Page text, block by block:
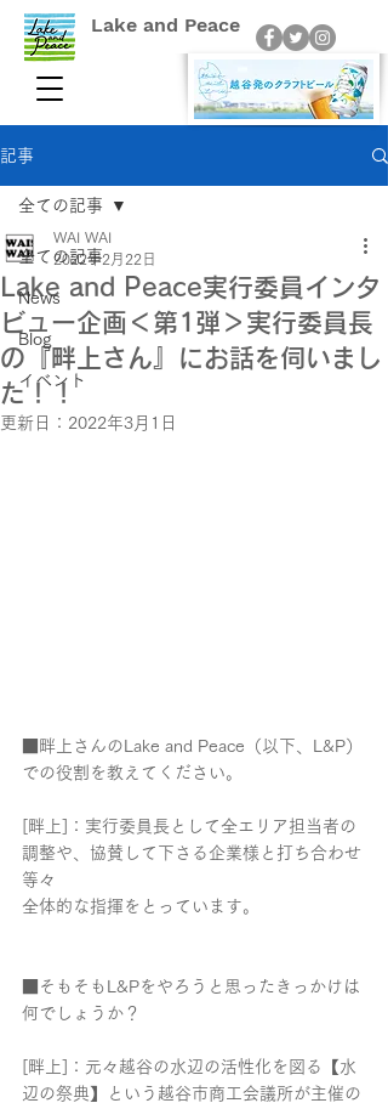
Lake and Peace
記事
全ての記事
News
Blog
イベント
全ての記事
Lake and Peace実行委員インタ
ビュー企画＜第1弾＞実行委員長
の『畔上さん』にお話を伺いまし
た！！
WAI WAI
2022年2月22日
更新日： 2022年3月1日
■畔上さんのLake and Peace（以下、L&P）
での役割を教えてください。
[畔上]：実行委員長として全エリア担当者の
調整や、協賛して下さる企業様と打ち合わせ
等々
全体的な指揮をとっています。
■そもそもL&Pをやろうと思ったきっかけは
何でしょうか？
[畔上]：元々越谷の水辺の活性化を図る【水
辺の祭典】という越谷市商工会議所が主催の